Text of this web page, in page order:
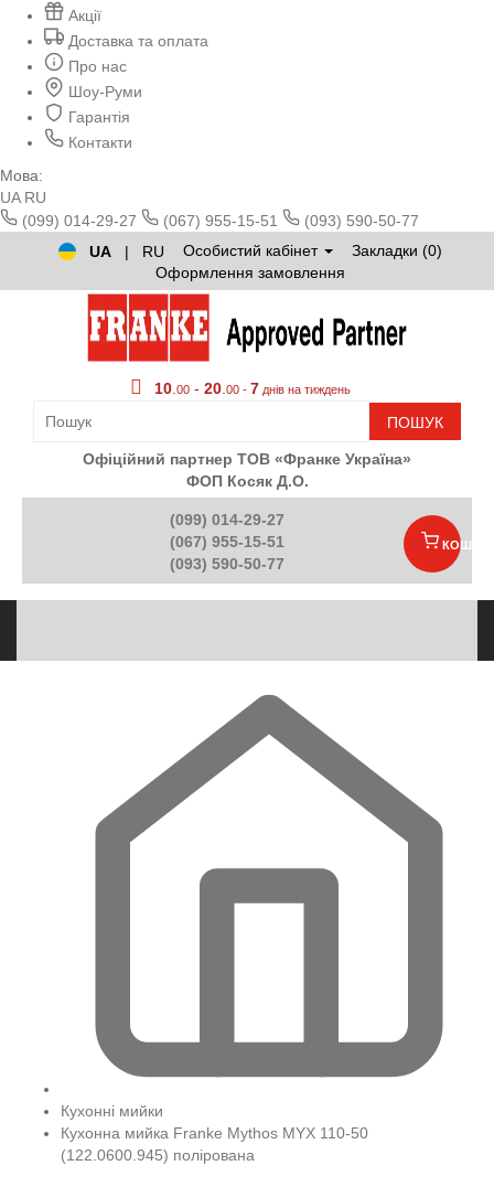
Акції
Доставка та оплата
Про нас
Шоу-Руми
Гарантія
Контакти
Мова:
UA RU
(099) 014-29-27
(067) 955-15-51
(093) 590-50-77
UA
| RU Особистий кабінет
Закладки (0)
Оформлення замовлення
10 00 - 20 00 - 7 днів на тиждень
ПОШУК
Офіційний партнер ТОВ «Франке Україна»
ФОП Косяк Д.О.
(099) 014-29-27
(067) 955-15-51
(093) 590-50-77
КОШИК
Кухонні мийки
Кухонна мийка Franke Mythos MYX 110-50
(122.0600.945) полірована